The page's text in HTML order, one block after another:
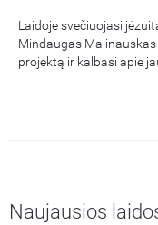
Laidoje svečiuojasi
Mindaugas Malinauskas
projektą ir kalbasi apie
Naujausios